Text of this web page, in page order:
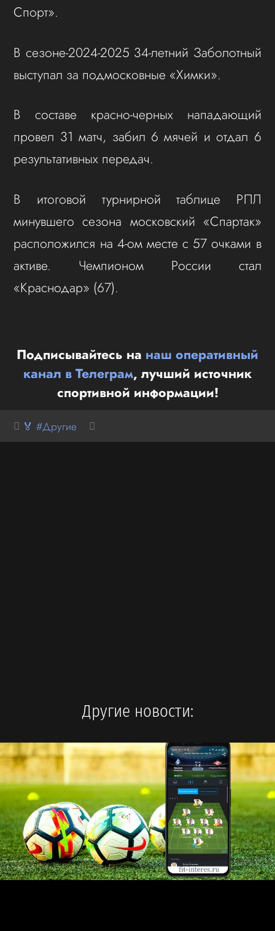
Спорт».
В сезоне-2024-2025 34-летний Заболотный
выступал за подмосковные «Химки».
В составе красно-черных нападающий
провел 31 матч, забил 6 мячей и отдал 6
результативных передач.
В итоговой турнирной таблице РПЛ
минувшего сезона московский «Спартак»
расположился на 4-ом месте с 57 очками в
активе. Чемпионом России стал
«Краснодар» (67).
Подписывайтесь на наш оперативный
канал в Телеграм, лучший источник
спортивной информации!
🏅 #Другие
Другие новости: